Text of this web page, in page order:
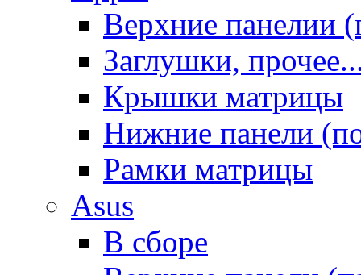
Верхние панелии
Заглушки,
Крышки матрицы
Нижние панели
Рамки матрицы
Asus
В сборе